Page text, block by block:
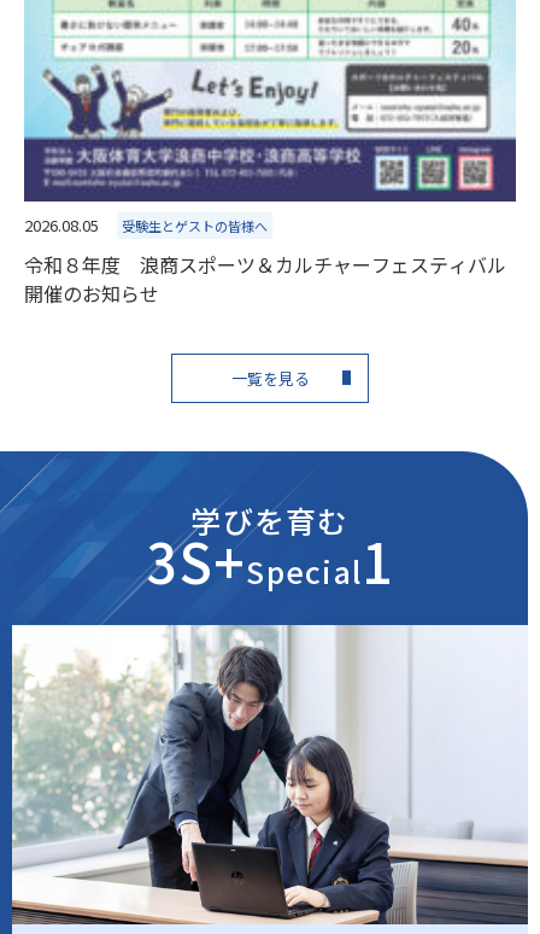
2026.08.05 受験生とゲストの皆様へ
令和８年度 浪商スポーツ＆カルチャーフェスティバル
開催のお知らせ
一覧を見る
学びを育む
3S+Special1